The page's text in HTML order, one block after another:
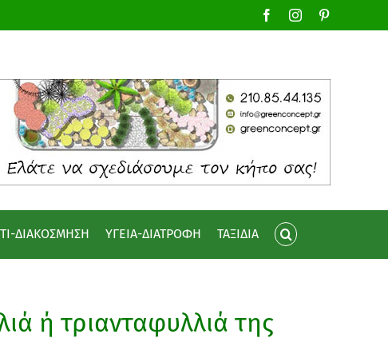
FacebookInstagram
ΔΙΑΚΟΣΜΗΣΗ ΥΓΕΙΑ-ΔΙΑΤΡΟΦΗ ΤΑΞΙΔΙΑ
ή τριανταφυλλιά της